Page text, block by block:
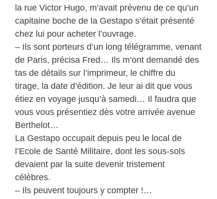
la rue Victor Hugo, m’avait prévenu de ce qu’un
capitaine boche de la Gestapo s’était présenté
chez lui pour acheter l’ouvrage.
– Ils sont porteurs d’un long télégramme, venant
de Paris, précisa Fred… Ils m’ont demandé des
tas de détails sur l’imprimeur, le chiffre du
tirage, la date d’édition. Je leur ai dit que vous
étiez en voyage jusqu’à samedi… Il faudra que
vous vous présentiez dès votre arrivée avenue
Berthelot…
La Gestapo occupait depuis peu le local de
l’Ecole de Santé Militaire, dont les sous-sols
devaient par la suite devenir tristement
célèbres.
– Ils peuvent toujours y compter !…